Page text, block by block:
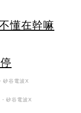
懂在幹嘛
矽谷電波X
矽谷電波X